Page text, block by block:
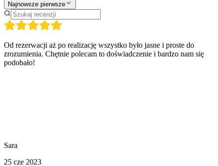
Najnowsze pierwsze
Od rezerwacji aż po realizację wszystko było jasne i proste do
zrozumienia. Chętnie polecam to doświadczenie i bardzo nam się
podobało!
Sara
25 cze 2023